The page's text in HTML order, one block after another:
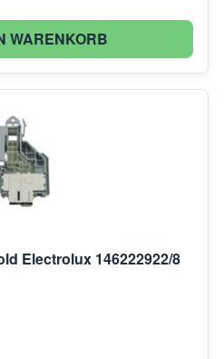
WARENKORB
Electrolux 146222922/8